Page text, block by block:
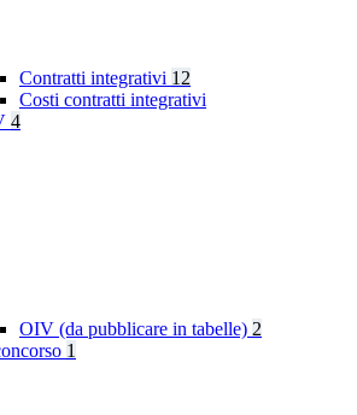
Contratti integrativi 12
Costi contratti integrativi
4
OIV (da pubblicare in tabelle) 2
1